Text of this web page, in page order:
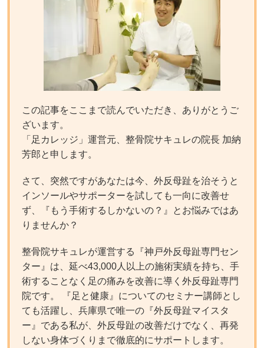
この記事をここまで読んでいただき、ありがとうご
ざいます。
「足カレッジ」運営元、整骨院サキュレの院長 加納
芳郎と申します。
さて、突然ですがあなたは今、外反母趾を治そうと
インソールやサポーターを試しても一向に改善せ
ず、『もう手術するしかないの？』とお悩みではあ
りませんか？
整骨院サキュレが運営する『神戸外反母趾専門セン
ター』は、延べ43,000人以上の施術実績を持ち、手
術することなく足の痛みを改善に導く外反母趾専門
院です。 『足と健康』についてのセミナー講師とし
ても活躍し、兵庫県で唯一の『外反母趾マイスタ
ー』である私が、外反母趾の改善だけでなく、再発
しない身体づくりまで徹底的にサポートします。